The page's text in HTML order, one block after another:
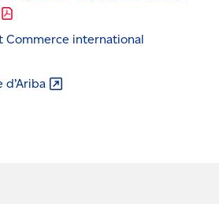
Commerce international
d’Ariba